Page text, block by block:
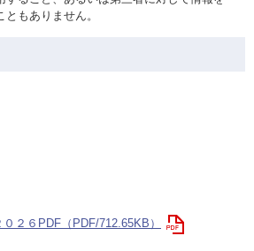
もありません。
２６PDF（PDF/712.65KB）